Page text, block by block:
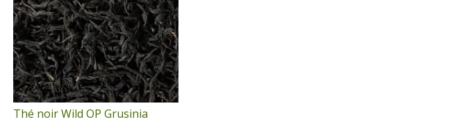
Thé noir Wild OP Grusinia